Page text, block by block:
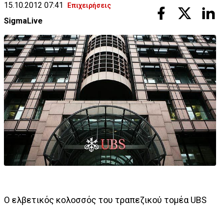
15.10.2012 07:41 Επιχειρήσεις
SigmaLive
Ο ελβετικός κολοσσός του τραπεζικού τομέα UBS